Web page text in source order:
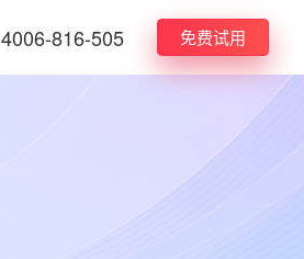
4006-816-505 免费试用